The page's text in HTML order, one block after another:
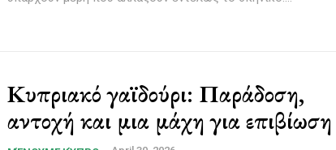
Κυπριακό γαϊδούρι: Παράδοση,
αντοχή και μια μάχη για επιβίωση